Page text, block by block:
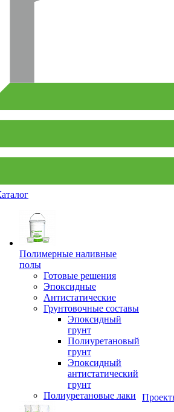
Полимерные наливные
полы
Готовые решения
Эпоксидные
Антистатические
Грунтовочные составы
Эпоксидный
грунт
Полиуретановый
грунт
Эпоксидный
антистатический
грунт
Полиуретановые лаки